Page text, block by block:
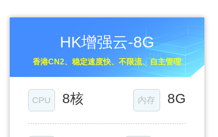
HK增强云-8G
香港CN2、稳定速度快、不限流、自主管理
CPU 8核 内存 8G